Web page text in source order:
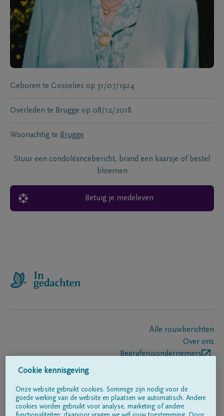
Geboren te Gosselies op 31/07/1924
Overleden te Brugge op 08/12/2018
Woonachtig te Brugge
Stuur een condoléancebericht, brand een kaarsje of bestel
bloemen
Betuig je medeleven
Alle rouwberichten
Over ons
Begrafenisondernemers
Volg ons op
Cookie kennisgeving
Onze website gebruikt cookies. Sommige zijn nodig voor de
goede werking van de website en plaatsen we automatisch. Andere
cookies worden gebruikt voor analyse, marketing of andere